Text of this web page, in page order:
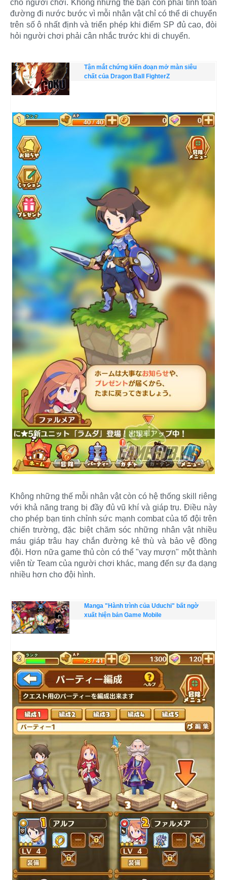
cho người chơi. Không những thế bạn còn phải tính toán
đường đi nước bước vì mỗi nhân vật chỉ có thể di chuyển
trên số ô nhất định và triển phép khi điểm SP đủ cao, đòi
hỏi người chơi phải cân nhắc trước khi di chuyển.
Tận mắt chứng kiến đoạn mở màn siêu
chất của Dragon Ball FighterZ
Không những thế mỗi nhân vật còn có hệ thống skill riêng
với khả năng trang bị đầy đủ vũ khí và giáp trụ. Điều này
cho phép bạn tinh chỉnh sức mạnh combat của tổ đội trên
chiến trường, đặc biệt chăm sóc những nhân vật nhiều
máu giáp trâu hay chắn đường kẻ thù và bảo vệ đồng
đội. Hơn nữa game thủ còn có thể "vay mượn" một thành
viên từ Team của người chơi khác, mang đến sự đa dạng
nhiều hơn cho đội hình.
Manga "Hành trình của Uduchi" bất ngờ
xuất hiện bản Game Mobile